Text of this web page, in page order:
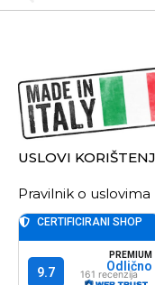
USLOVI
Pravilnik o